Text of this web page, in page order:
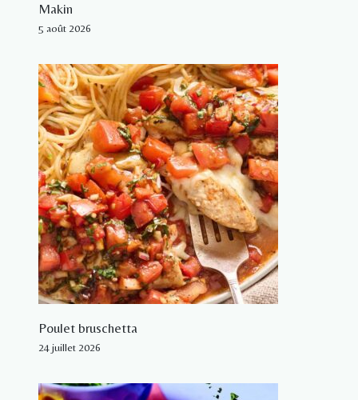
Makin
5 août 2026
Poulet bruschetta
24 juillet 2026